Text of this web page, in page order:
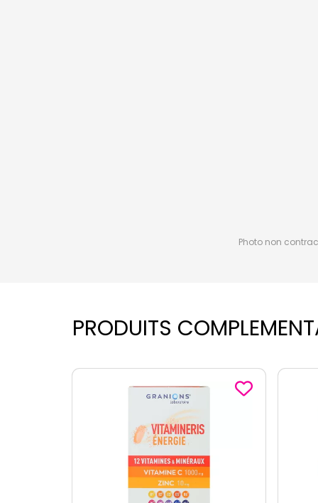
Photo non
PRODUITS